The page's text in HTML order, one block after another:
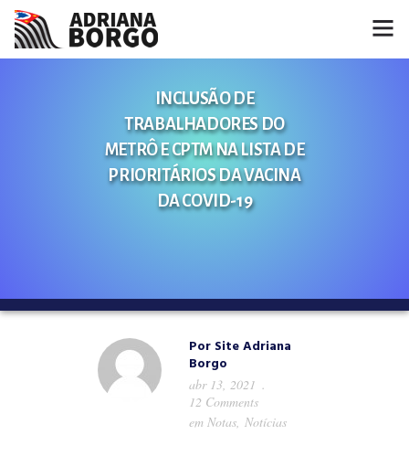
CONHEÇA A ADRIANA
INCLUSÃO DE
TRABALHADORES DO
METRÔ E CPTM NA LISTA DE
PRIORITÁRIOS DA VACINA
DA COVID-19
Por Site Adriana
Borgo
abr 13, 2021
12 Comments
em Notas, Notícias